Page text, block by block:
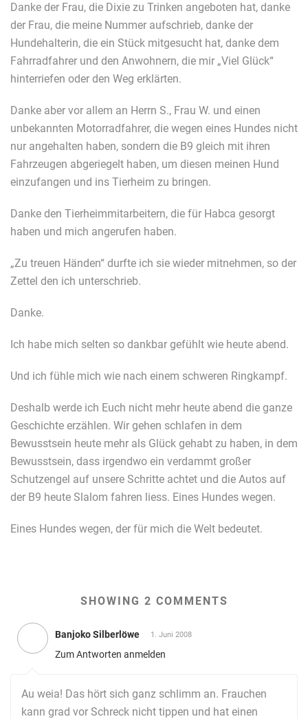
Danke der Frau, die Dixie zu Trinken angeboten hat, danke
der Frau, die meine Nummer aufschrieb, danke der
Hundehalterin, die ein Stück mitgesucht hat, danke dem
Fahrradfahrer und den Anwohnern, die mir „Viel Glück“
hinterriefen oder den Weg erklärten.
Danke aber vor allem an Herrn S., Frau W. und einen
unbekannten Motorradfahrer, die wegen eines Hundes nicht
nur angehalten haben, sondern die B9 gleich mit ihren
Fahrzeugen abgeriegelt haben, um diesen meinen Hund
einzufangen und ins Tierheim zu bringen.
Danke den Tierheimmitarbeitern, die für Habca gesorgt
haben und mich angerufen haben.
„Zu treuen Händen“ durfte ich sie wieder mitnehmen, so der
Zettel den ich unterschrieb.
Danke.
Ich habe mich selten so dankbar gefühlt wie heute abend.
Und ich fühle mich wie nach einem schweren Ringkampf.
Deshalb werde ich Euch nicht mehr heute abend die ganze
Geschichte erzählen. Wir gehen schlafen in dem
Bewusstsein heute mehr als Glück gehabt zu haben, in dem
Bewusstsein, dass irgendwo ein verdammt großer
Schutzengel auf unsere Schritte achtet und die Autos auf
der B9 heute Slalom fahren liess. Eines Hundes wegen.
Eines Hundes wegen, der für mich die Welt bedeutet.
SHOWING 2 COMMENTS
Banjoko Silberlöwe 1. Juni 2008
Zum Antworten anmelden
Au weia! Das hört sich ganz schlimm an. Frauchen
kann grad vor Schreck nicht tippen und hat einen